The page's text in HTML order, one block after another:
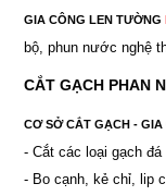
GIA CÔNG LEN TƯỜNG
bộ, phun nước nghệ
CẮT GẠCH PHAN
CƠ SỞ CẮT GẠCH -
- Cắt các loại gạch đá
- Bo cạnh, kẻ chỉ, lip